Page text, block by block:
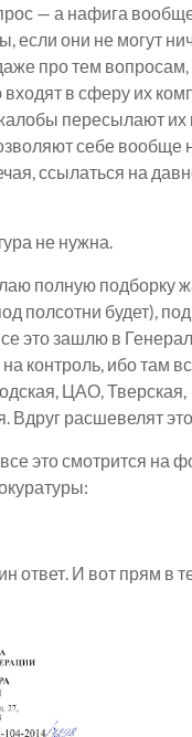
— а нафига
если они не могут
про тем
в сферу их
пересылают их
себе вообще
ссылаться на
не нужна.
полную подборку
полсотни будет),
это зашлю в
контроль, ибо там
ЦАО, Тверская,
Вдруг расшевелят
это смотрится на
ответ. И вот прям в